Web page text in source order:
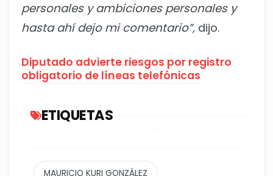
personales y ambiciones personales y
hasta ahí dejo mi comentario”, dijo.
Diputado advierte riesgos por registro
obligatorio de líneas telefónicas
ETIQUETAS
MAURICIO KURI GONZÁLEZ